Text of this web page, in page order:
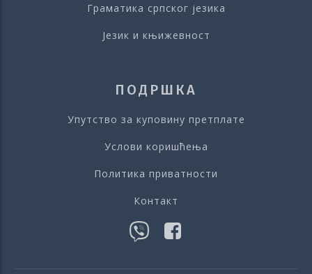
Граматика српског језика
Језик и књижевност
ПОДРШКА
Упутство за куповину претплате
Услови коришћења
Политика приватности
Контакт